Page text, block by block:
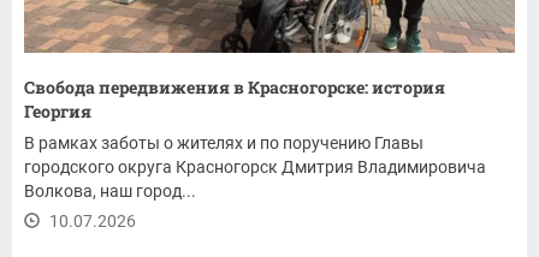
Свобода передвижения в Красногорске: история
Георгия
В рамках заботы о жителях и по поручению Главы
городского округа Красногорск Дмитрия Владимировича
Волкова, наш город...
10.07.2026